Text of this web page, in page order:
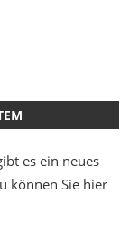
es ein neues
können Sie hier